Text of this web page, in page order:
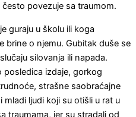
povezuje sa traumom.
guraju u školu ili koga
brine o njemu. Gubitak duše se
silovanja ili napada.
posledica izdaje, gorkog
strašne saobraćajne
mladi ljudi koji su otišli ​​u rat u
traumama, jer su stradali od